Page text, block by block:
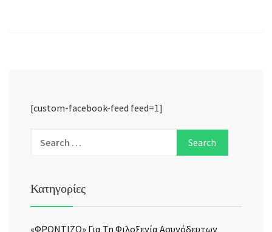
[custom-facebook-feed feed=1]
Κατηγορίες
«ΦΡΟΝΤΙΖΩ» Για Τη Φιλοξενία Ασυνόδευτων